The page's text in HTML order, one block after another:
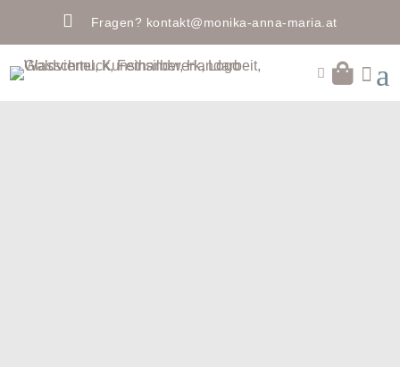
 Fragen? kontakt@monika-anna-maria.at
  a